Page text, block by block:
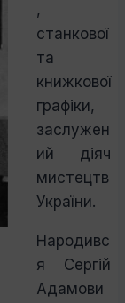
,
станкової
та
книжкової
графіки,
заслужен
ий діяч
мистецтв
України.
Народивс
я Сергій
Адамови